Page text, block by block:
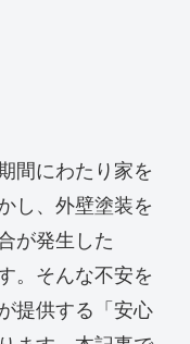
間にわたり家を
し、外壁塗装を
が発生した
。そんな不安を
提供する「安心